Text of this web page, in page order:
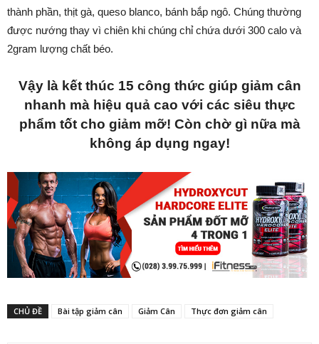
thành phần, thịt gà, queso blanco, bánh bắp ngô. Chúng thường
được nướng thay vì chiên khi chúng chỉ chứa dưới 300 calo và
2gram lượng chất béo.
Vậy là kết thúc 15 công thức giúp giảm cân
nhanh mà hiệu quả cao với các siêu thực
phẩm tốt cho giảm mỡ! Còn chờ gì nữa mà
không áp dụng ngay!
CHỦ ĐỀ Bài tập giảm cân Giảm Cân Thực đơn giảm cân